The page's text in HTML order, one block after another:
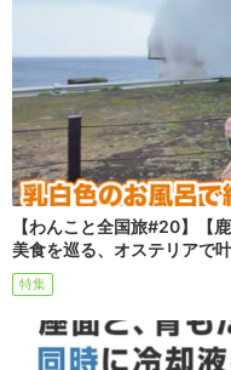
【わんこと全国旅#20】【
美食を巡る、オステリアで
特集